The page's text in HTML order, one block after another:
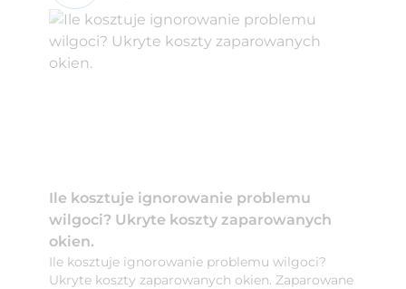
Ile kosztuje ignorowanie problemu
wilgoci? Ukryte koszty zaparowanych
okien.
Ile kosztuje ignorowanie problemu wilgoci?
Ukryte koszty zaparowanych okien. Zaparowane